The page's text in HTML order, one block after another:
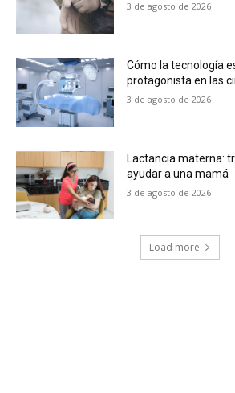
3 de agosto de 2026
Cómo la tecnología
protagonista en las
3 de agosto de 2026
Lactancia materna:
ayudar a una mamá
3 de agosto de 2026
Load more